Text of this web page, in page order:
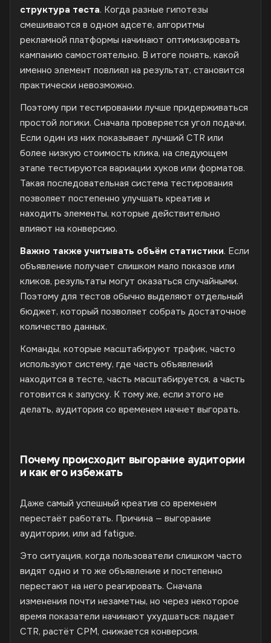
структура теста. Когда разные гипотезы
смешиваются в одном адсете, алгоритмы
рекламной платформы начинают оптимизировать
кампанию самостоятельно. В итоге понять, какой
именно элемент повлиял на результат, становится
практически невозможно.
Поэтому при тестировании лучше придерживаться
простой логики. Сначала проверяется угол подачи.
Если один из них показывает лучший CTR или
более низкую стоимость клика, на следующем
этапе тестируются вариации хуков или форматов.
Такая последовательная система тестирования
позволяет постепенно улучшать креатив и
находить элементы, которые действительно
влияют на конверсию.
Важно также учитывать объём статистики. Если
объявление получает слишком мало показов или
кликов, результаты могут оказаться случайными.
Поэтому для тестов обычно выделяют отдельный
бюджет, который позволяет собрать достаточное
количество данных.
Команды, которые масштабируют трафик, часто
используют систему, где часть объявлений
находится в тесте, часть масштабируется, а часть
готовится к запуску. К тому же, если этого не
делать, аудитория со временем начнет выгорать.
Почему происходит выгорание аудитории
и как его избежать
Даже самый успешный креатив со временем
перестаёт работать. Причина — выгорание
аудитории, или ad fatigue.
Это ситуация, когда пользователи слишком часто
видят одно и то же объявление и постепенно
перестают на него реагировать. Сначала
изменения почти незаметны, но через некоторое
время показатели начинают ухудшаться: падает
CTR, растёт CPM, снижается конверсия.